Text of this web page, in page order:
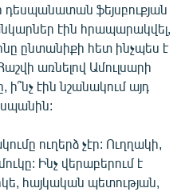
ֆեյսբուքյան
էին հրապարակվել,
ընտանիքի հետ ինչպես է
առնելով Ամուլսարի
էին նշանակում այդ
ուղերձ չէր: Ուղղակի,
Ինչ վերաբերում է
հայկական պետության,